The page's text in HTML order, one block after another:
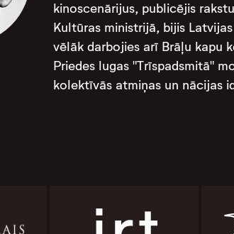
kinoscenārijus, publicējis
Kultūras ministrijā, bijis
vēlāk darbojies arī Brāļu kapu
Priedes lugas "Trīspadsmitā"
kolektīvās atmiņas un nācijas